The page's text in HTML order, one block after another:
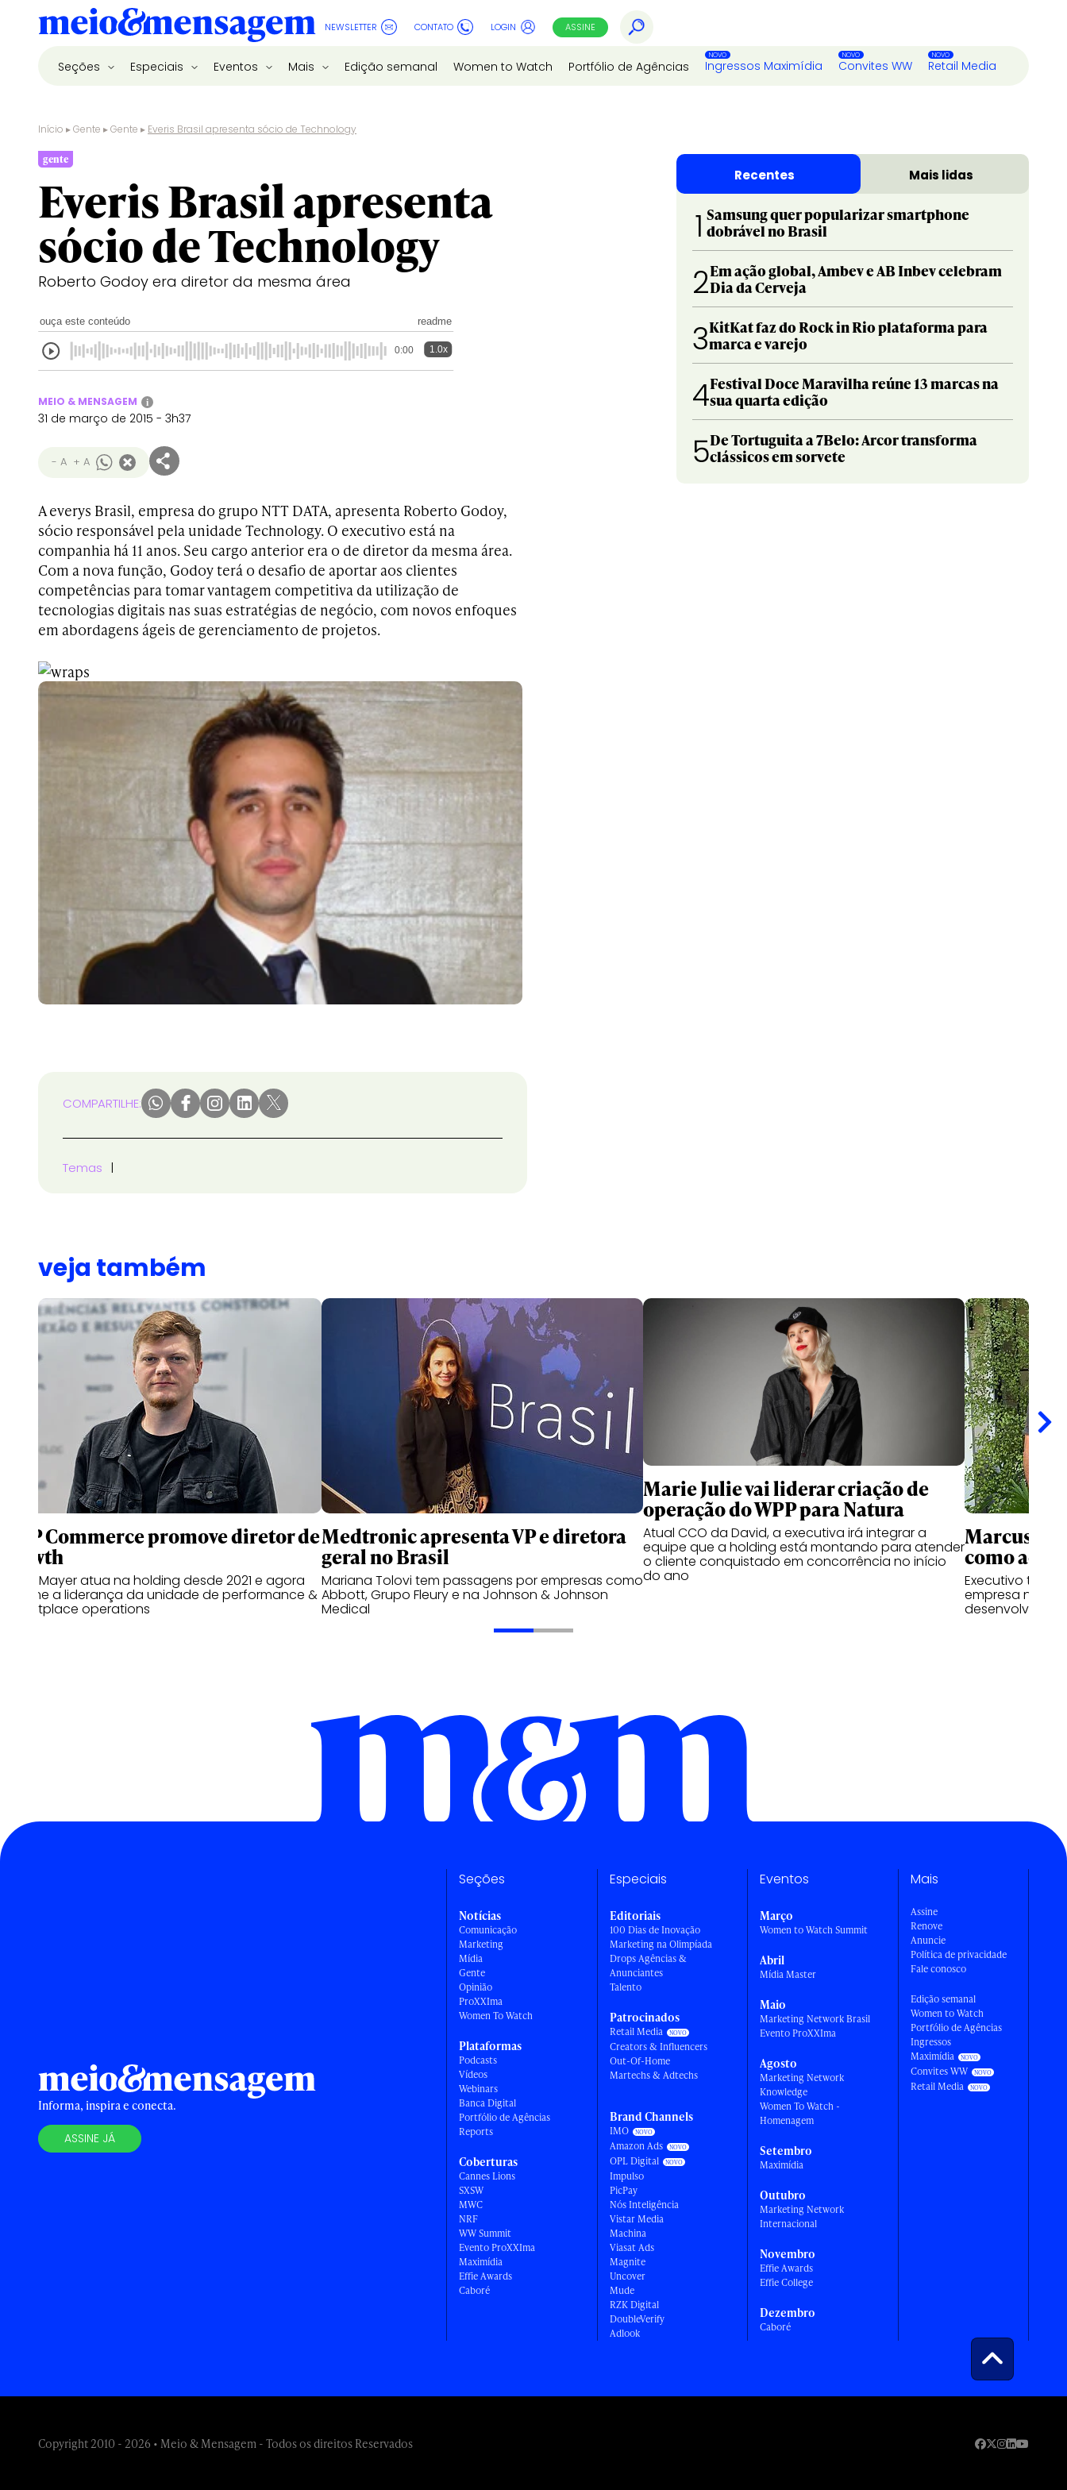
NEWSLETTER CONTATO LOGIN ASSINE
Seções Especiais Eventos Mais Edição semanal Women to Watch Portfólio de Agências Ingressos Maximídia Convites WW Retail Media
Início ▸Gente ▸Gente ▸ Everis Brasil apresenta sócio de Technology
gente
Everis Brasil apresenta
sócio de Technology
Roberto Godoy era diretor da mesma área
ouça este conteúdo readme
0:00 1.0x
MEIO & MENSAGEM i
31 de março de 2015 - 3h37
- A + A
A everys Brasil, empresa do grupo NTT DATA, apresenta Roberto Godoy,
sócio responsável pela unidade Technology. O executivo está na
companhia há 11 anos. Seu cargo anterior era o de diretor da mesma área.
Com a nova função, Godoy terá o desafio de aportar aos clientes
competências para tomar vantagem competitiva da utilização de
tecnologias digitais nas suas estratégias de negócio, com novos enfoques
em abordagens ágeis de gerenciamento de projetos.
COMPARTILHE:
Temas
Recentes Mais lidas
1 Samsung quer popularizar smartphone
dobrável no Brasil
2Em ação global, Ambev e AB Inbev celebram
Dia da Cerveja
3KitKat faz do Rock in Rio plataforma para
marca e varejo
4Festival Doce Maravilha reúne 13 marcas na
sua quarta edição
5De Tortuguita a 7Belo: Arcor transforma
clássicos em sorvete
veja também
WPP Commerce promove diretor de
growth
Bruno Mayer atua na holding desde 2021 e agora
assume a liderança da unidade de performance &
marketplace operations
Medtronic apresenta VP e diretora
geral no Brasil
Mariana Tolovi tem passagens por empresas como
Abbott, Grupo Fleury e na Johnson & Johnson
Medical
Marie Julie vai liderar criação de
operação do WPP para Natura
Atual CCO da David, a executiva irá integrar a
equipe que a holding está montando para atender
o cliente conquistado em concorrência no início
do ano
Marcus
como
Executivo tem
empresa nas
Informa, inspira e conecta.
ASSINE JÁ
Seções
Notícias
Comunicação
Marketing
Mídia
Gente
Opinião
ProXXIma
Women To Watch
Plataformas
Podcasts
Vídeos
Webinars
Banca Digital
Portfólio de Agências
Reports
Coberturas
Cannes Lions
SXSW
MWC
NRF
WW Summit
Evento ProXXIma
Maximídia
Effie Awards
Caboré
Especiais
Editoriais
100 Dias de Inovação
Marketing na Olimpíada
Drops Agências &
Anunciantes
Talento
Patrocinados
Retail Media
Creators & Influencers
Out-Of-Home
Martechs & Adtechs
Brand Channels
IMO
Amazon Ads
OPL Digital
Impulso
PicPay
Nós Inteligência
Vistar Media
Machina
Viasat Ads
Magnite
Uncover
Mude
RZK Digital
DoubleVerify
Adlook
Eventos
Março
Women to Watch Summit
Abril
Mídia Master
Maio
Marketing Network Brasil
Evento ProXXIma
Agosto
Marketing Network
Knowledge
Women To Watch -
Homenagem
Setembro
Maximídia
Outubro
Marketing Network
Internacional
Novembro
Effie Awards
Effie College
Dezembro
Caboré
Mais
Assine
Renove
Anuncie
Política de privacidade
Fale conosco
Edição semanal
Women to Watch
Portfólio de Agências
Ingressos
Maximídia
Convites WW
Retail Media
Copyright 2010 - 2026 • Meio & Mensagem - Todos os direitos Reservados